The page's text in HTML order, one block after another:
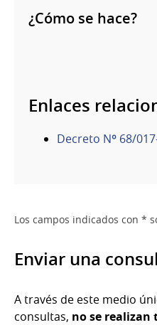
¿Cómo se hace?
Enlaces
Decreto Nº 68/
Los campos indicados con *
Enviar una
A través de este medio
consultas, no se realizan